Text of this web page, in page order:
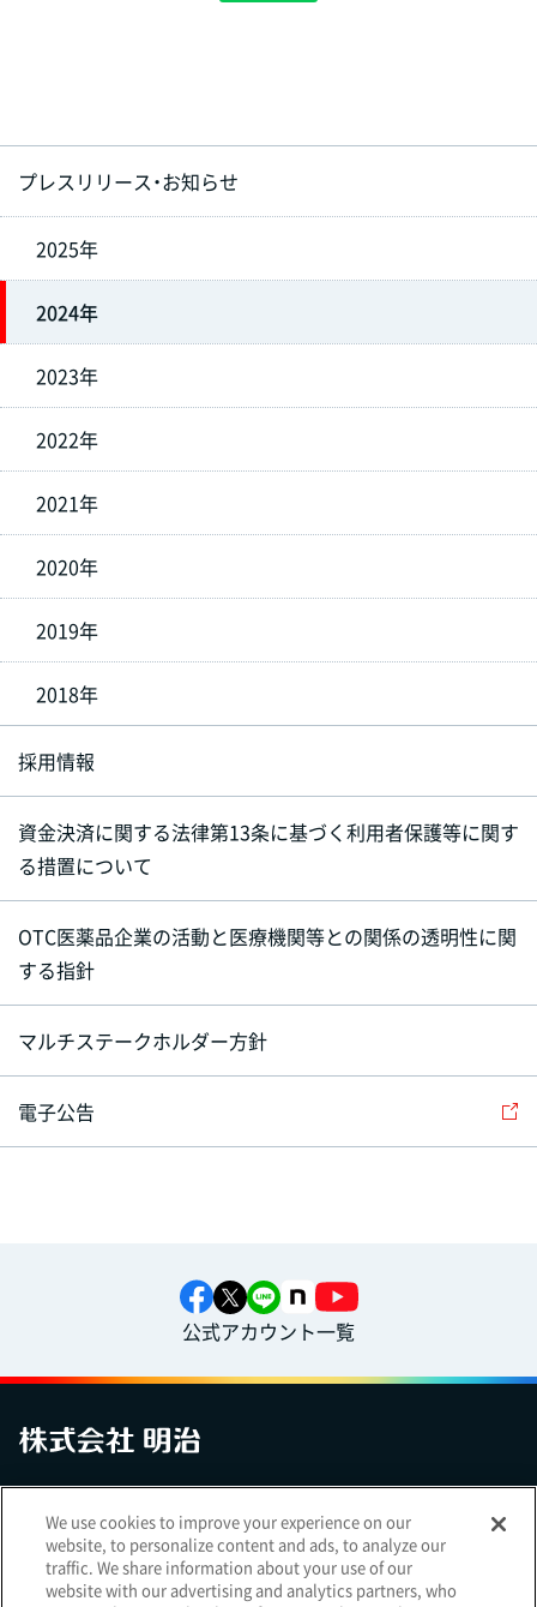
プレスリリース・お知らせ
2025年
2024年
2023年
2022年
2021年
2020年
2019年
2018年
採用情報
資金決済に関する法律第13条に基づく利用者保護等に関す
る措置について
OTC医薬品企業の活動と医療機関等との関係の透明性に関
する指針
マルチステークホルダー方針
電子公告
公式アカウント一覧
アクセシビリティへの対応方針ご利用規約明治グループのDX
Cookie Settings
We use cookies to improve your experience on our
website, to personalize content and ads, to analyze our
traffic. We share information about your use of our
website with our advertising and analytics partners, who